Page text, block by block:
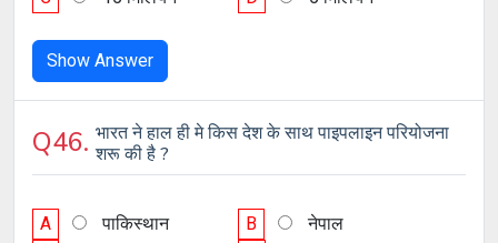
Show Answer
Q46.भारत ने हाल ही मे किस देश के साथ पाइपलाइन परियोजना
शरू की है ?
A पाकिस्थान B
नेपाल